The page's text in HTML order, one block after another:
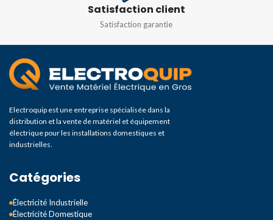
Satisfaction client
Satisfaction garantie
Electroquip est une entreprise spécialisée dans la
distribution et la vente de matériel et équipement
électrique pour les installations domestiques et
industrielles.
Catégories
Électricité Industrielle
Électricité Domestique